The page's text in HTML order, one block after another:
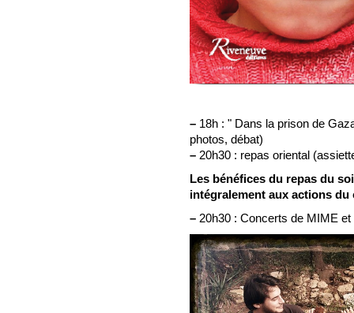
– 18h : " Dans la prison de
photos, débat)
– 20h30 : repas oriental
Les bénéfices du repas du
intégralement aux actions
– 20h30 : Concerts de MIME